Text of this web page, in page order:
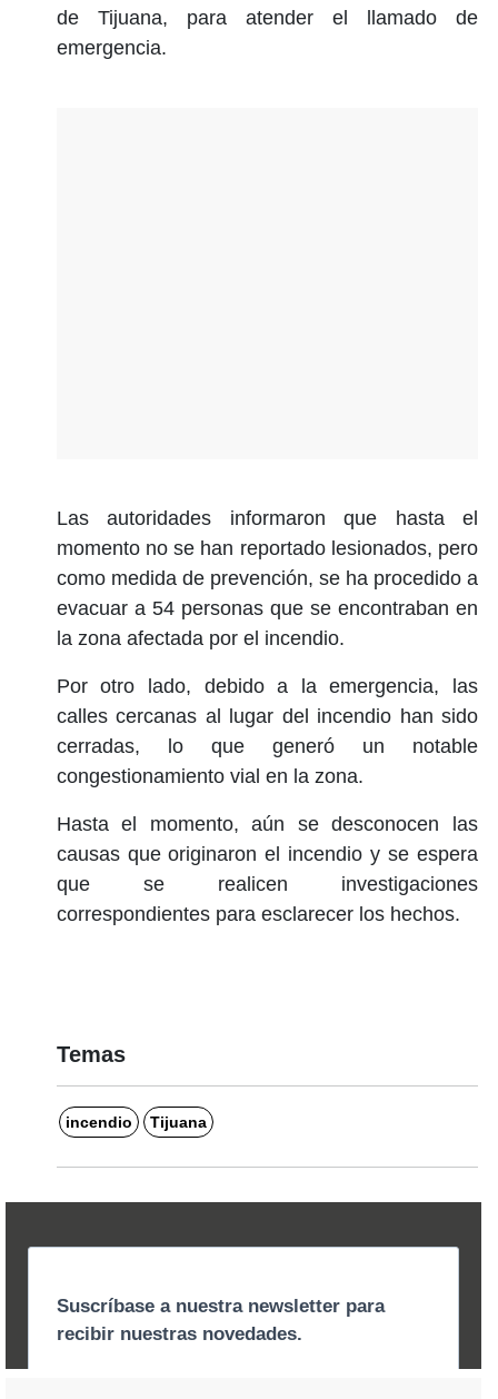
de Tijuana, para atender el llamado de
emergencia.
Las autoridades informaron que hasta el
momento no se han reportado lesionados, pero
como medida de prevención, se ha procedido a
evacuar a 54 personas que se encontraban en
la zona afectada por el incendio.
Por otro lado, debido a la emergencia, las
calles cercanas al lugar del incendio han sido
cerradas, lo que generó un notable
congestionamiento vial en la zona.
Hasta el momento, aún se desconocen las
causas que originaron el incendio y se espera
que se realicen investigaciones
correspondientes para esclarecer los hechos.
Temas
incendio Tijuana